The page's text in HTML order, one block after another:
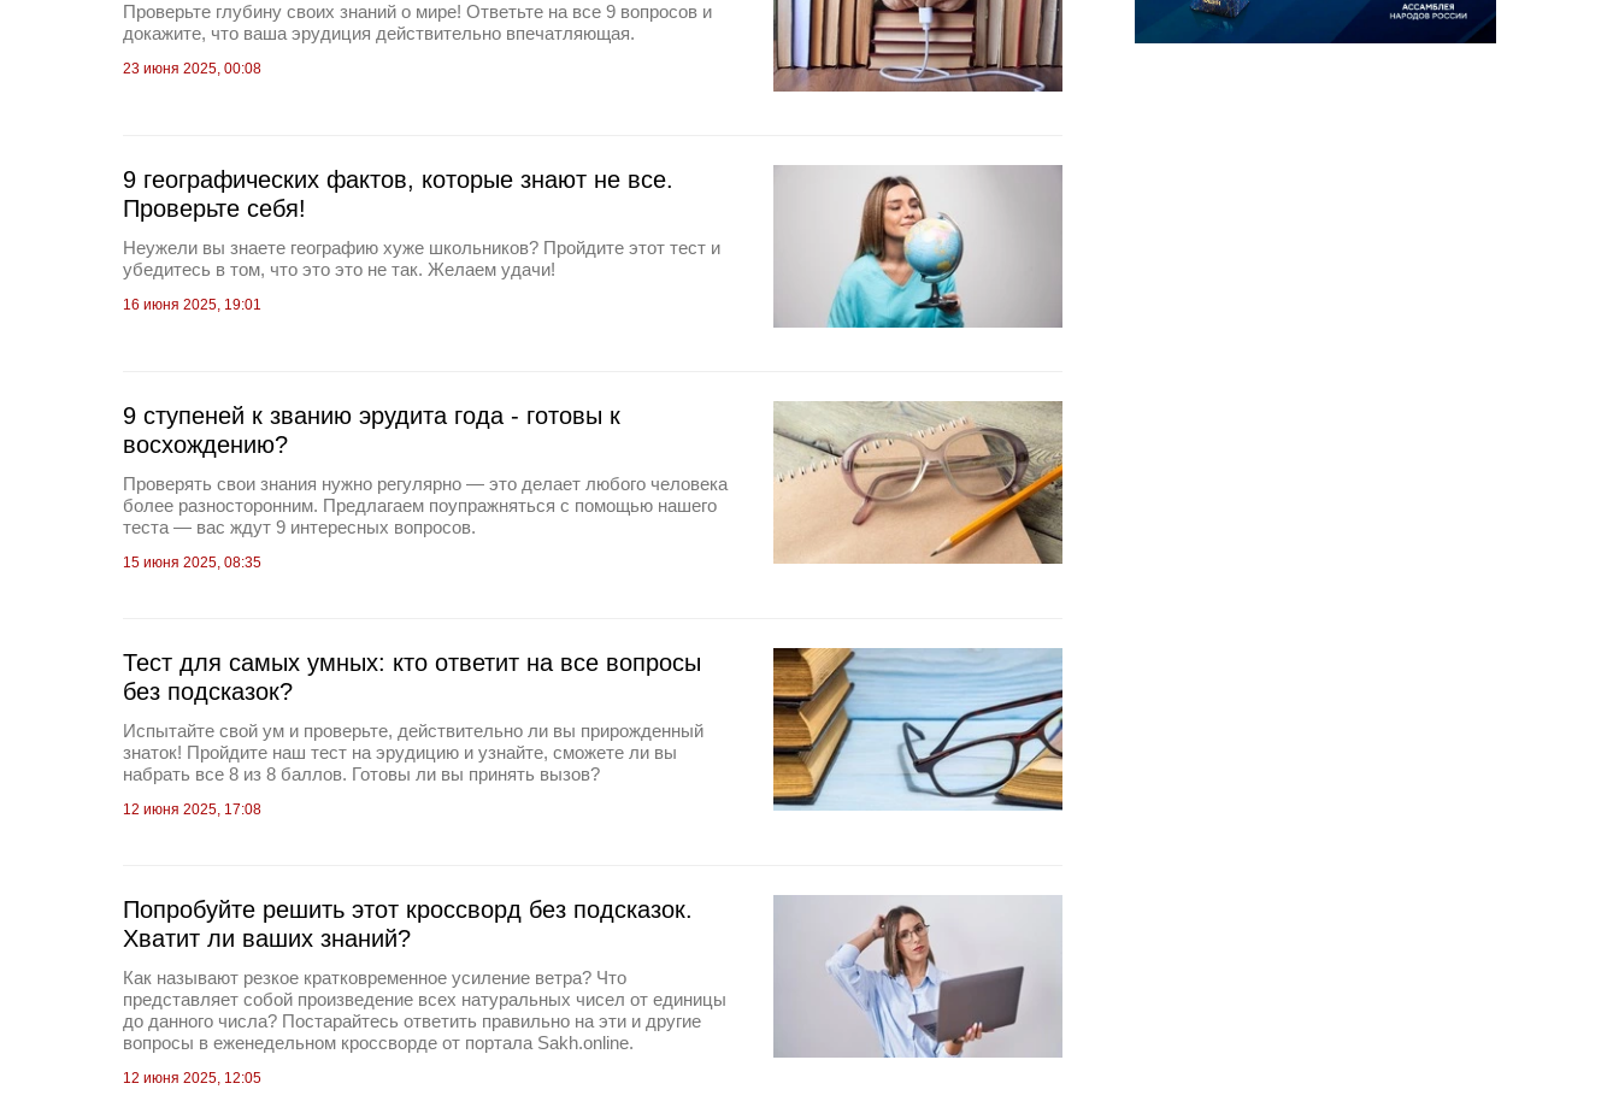
Проверьте глубину своих знаний о мире! Ответьте на все 9 вопросов и
докажите, что ваша эрудиция действительно впечатляющая.
23 июня 2025, 00:08
9 географических фактов, которые знают не все.
Проверьте себя!
Неужели вы знаете географию хуже школьников? Пройдите этот тест и
убедитесь в том, что это это не так. Желаем удачи!
16 июня 2025, 19:01
9 ступеней к званию эрудита года - готовы к
восхождению?
Проверять свои знания нужно регулярно — это делает любого человека
более разносторонним. Предлагаем поупражняться с помощью нашего
теста — вас ждут 9 интересных вопросов.
15 июня 2025, 08:35
Тест для самых умных: кто ответит на все вопросы
без подсказок?
Испытайте свой ум и проверьте, действительно ли вы прирожденный
знаток! Пройдите наш тест на эрудицию и узнайте, сможете ли вы
набрать все 8 из 8 баллов. Готовы ли вы принять вызов?
12 июня 2025, 17:08
Попробуйте решить этот кроссворд без подсказок.
Хватит ли ваших знаний?
Как называют резкое кратковременное усиление ветра? Что
представляет собой произведение всех натуральных чисел от единицы
до данного числа? Постарайтесь ответить правильно на эти и другие
вопросы в еженедельном кроссворде от портала Sakh.online.
12 июня 2025, 12:05